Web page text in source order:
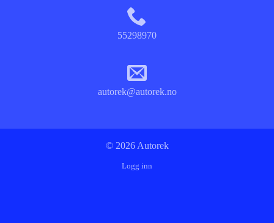
55298970
autorek@autorek.no
© 2026 Autorek
Logg inn